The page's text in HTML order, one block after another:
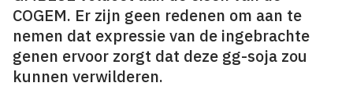
COGEM. Er zijn geen redenen om aan te
nemen dat expressie van de ingebrachte
genen ervoor zorgt dat deze gg-soja zou
kunnen verwilderen.